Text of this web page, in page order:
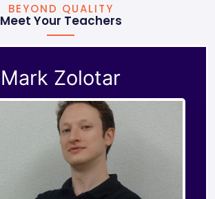
BEYOND QUALITY
Meet Your Teachers
Mark Zolotar